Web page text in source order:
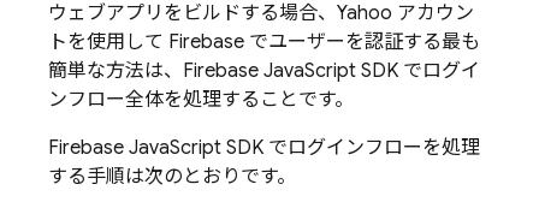
ウェブアプリをビルドする場合、Yahoo アカウン
トを使用して Firebase でユーザーを認証する最も
簡単な方法は、Firebase JavaScript SDK でログイ
ンフロー全体を処理することです。
Firebase JavaScript SDK でログインフローを処理
する手順は次のとおりです。